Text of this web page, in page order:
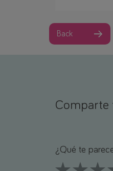
Back
Comparte
¿Qué te